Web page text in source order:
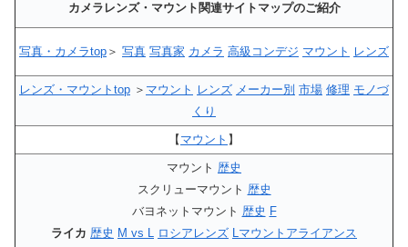
カメラレンズ・マウント関連サイトマップのご紹介
写真・カメラtop ＞ 写真 写真家 カメラ 高級コンデジ マウント レンズ
レンズ・マウントtop ＞ マウント レンズ メーカー別 市場 修理 モノづ
くり
【 マウント 】
マウント 歴史
スクリューマウント 歴史
バヨネットマウント 歴史 F
ライカ 歴史 M vs L ロシアレンズ Lマウントアライアンス